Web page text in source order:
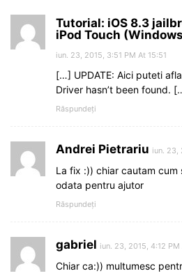
Tutorial: iOS 8.3
iPod Touch
iun. 23, 2015, 3:51 PM At 15:51
[…] UPDATE: Aici puteti
Driver hasn’t been found.
Răspundeți
Andrei Pietrariu iun. 23,
La fix :)) chiar cautam cum
odata pentru ajutor
Răspundeți
gabriel iun. 23, 2015, 4:12 PM
Chiar ca:)) multumesc